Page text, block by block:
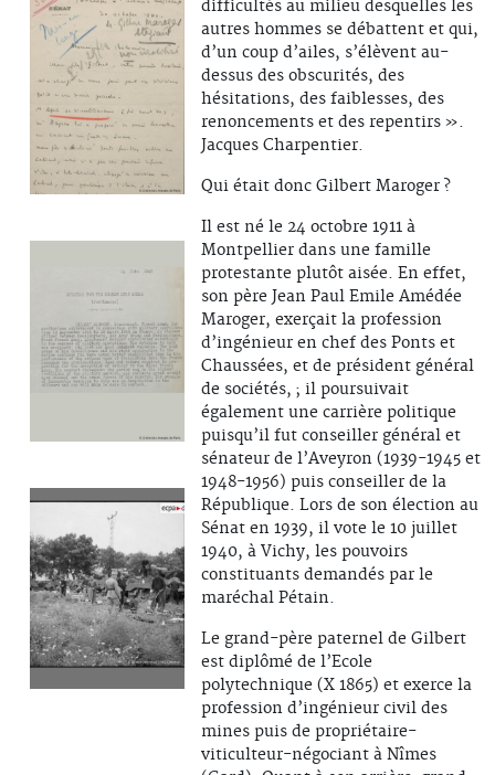
difficultés au milieu desquelles les
autres hommes se débattent et qui,
d’un coup d’ailes, s’élèvent au-
dessus des obscurités, des
hésitations, des faiblesses, des
renoncements et des repentirs ».
Jacques Charpentier.
Qui était donc Gilbert Maroger ?
Il est né le 24 octobre 1911 à
Montpellier dans une famille
protestante plutôt aisée. En effet,
son père Jean Paul Emile Amédée
Maroger, exerçait la profession
d’ingénieur en chef des Ponts et
Chaussées, et de président général
de sociétés, ; il poursuivait
également une carrière politique
puisqu’il fut conseiller général et
sénateur de l’Aveyron (1939-1945 et
1948-1956) puis conseiller de la
République. Lors de son élection au
Sénat en 1939, il vote le 10 juillet
1940, à Vichy, les pouvoirs
constituants demandés par le
maréchal Pétain.
Le grand-père paternel de Gilbert
est diplômé de l’Ecole
polytechnique (X 1865) et exerce la
profession d’ingénieur civil des
mines puis de propriétaire-
viticulteur-négociant à Nîmes